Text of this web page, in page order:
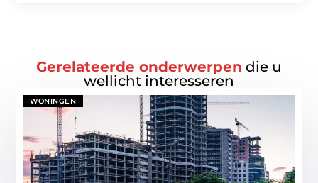
Gerelateerde onderwerpen die u
wellicht interesseren
WONINGEN